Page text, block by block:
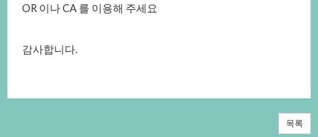
OR이나CA를이용해주세요
감사합니다.
목록